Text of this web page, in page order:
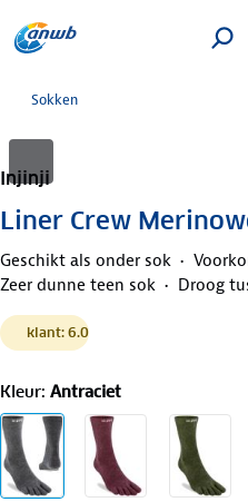
Sokken
Injinji
Liner Crew
Geschikt als onder sok
Zeer dunne teen sok
Droog
klant: 6.0
Kleur: Antraciet